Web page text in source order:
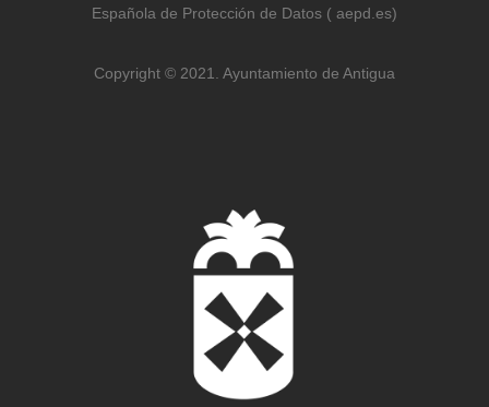
Española de Protección de Datos ( aepd.es)
Copyright © 2021. Ayuntamiento de Antigua